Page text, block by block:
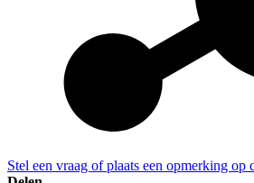
Stel een vraag of plaats een opmerking op